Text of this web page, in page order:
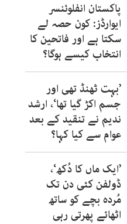
پاکستان انفلوئنسر
ایوارڈز: کون حصہ لے
سکتا ہے اور فاتحین کا
انتخاب کیسے ہوگا؟
’بہت ٹھنڈ تھی اور
جسم اکڑ گیا تھا‘، ارشد
ندیم نے تنقید کے بعد
عوام سے کیا کہا؟
’ایک ماں کا دُکھ‘،
ڈولفن کئی دن تک
مُردہ بچے کو ساتھ
اٹھائے پھرتی رہی